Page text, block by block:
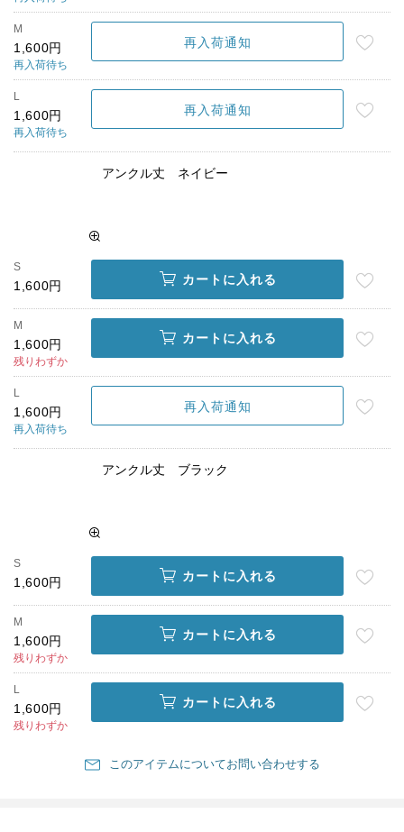
M
1,600円
再入荷待ち
再入荷通知
L
1,600円
再入荷待ち
再入荷通知
アンクル丈 ネイビー
S
1,600円 カートに入れる
M
1,600円
残りわずか
カートに入れる
L
1,600円
再入荷待ち
再入荷通知
アンクル丈 ブラック
S
1,600円 カートに入れる
M
1,600円
残りわずか
カートに入れる
L
1,600円
残りわずか
カートに入れる
このアイテムについてお問い合わせする